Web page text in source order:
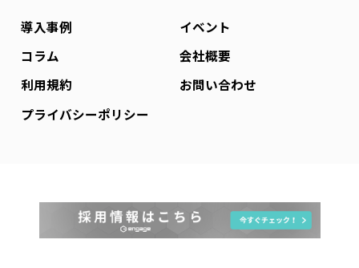
導入事例
イベント
コラム
会社概要
利用規約
お問い合わせ
プライバシーポリシー